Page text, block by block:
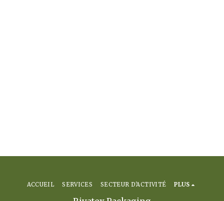
ACCUEIL SERVICES SECTEUR D'ACTIVITÉ PLUS